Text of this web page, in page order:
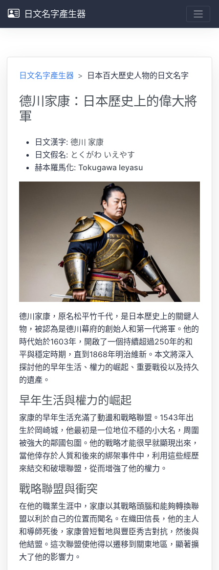
日文名字產生器
日文名字產生器 日本百大歷史人物的日文名字
德川家康：日本歷史上的偉大將
軍
日文漢字: 德川 家康
日文假名: とくがわ いえやす
赫本羅馬化: Tokugawa Ieyasu
德川家康，原名松平竹千代，是日本歷史上的關鍵人
物，被認為是德川幕府的創始人和第一代將軍。他的
時代始於1603年，開啟了一個持續超過250年的和
平與穩定時期，直到1868年明治維新。本文將深入
探討他的早年生活、權力的崛起、重要戰役以及持久
的遺產。
早年生活與權力的崛起
家康的早年生活充滿了動盪和戰略聯盟。1543年出
生於岡崎城，他最初是一位地位不穩的小大名，周圍
被強大的鄰國包圍。他的戰略才能很早就顯現出來，
當他倖存於人質和後來的綁架事件中，利用這些經歷
來結交和破壞聯盟，從而增強了他的權力。
戰略聯盟與衝突
在他的職業生涯中，家康以其戰略頭腦和能夠轉換聯
盟以利於自己的位置而聞名。在織田信長，他的主人
和導師死後，家康曾短暫地與豐臣秀吉對抗，然後與
他結盟。這次聯盟使他得以遷移到關東地區，顯著擴
大了他的影響力。